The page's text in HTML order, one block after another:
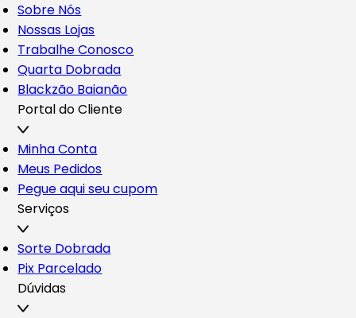
Sobre Nós
Nossas Lojas
Trabalhe Conosco
Quarta Dobrada
Blackzão Baianão
Portal do Cliente
Minha Conta
Meus Pedidos
Pegue aqui seu cupom
Serviços
Sorte Dobrada
Pix Parcelado
Dúvidas